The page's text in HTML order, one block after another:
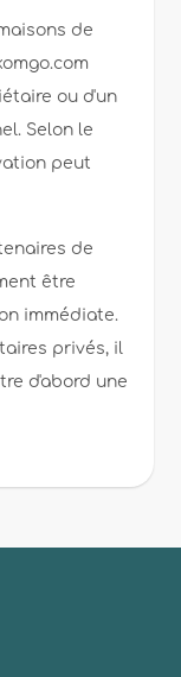
de
ou d'un
Selon le
peut
de
être
immédiate.
privés, il
d'abord une